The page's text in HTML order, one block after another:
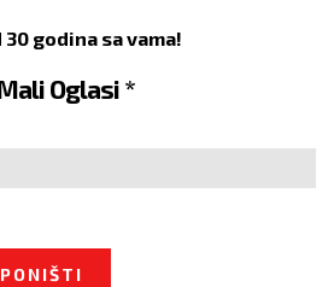
30 godina sa vama!
Oglasi *